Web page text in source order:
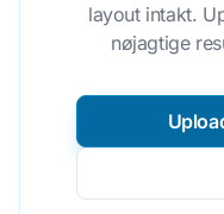
layout intakt.
nøjagtige